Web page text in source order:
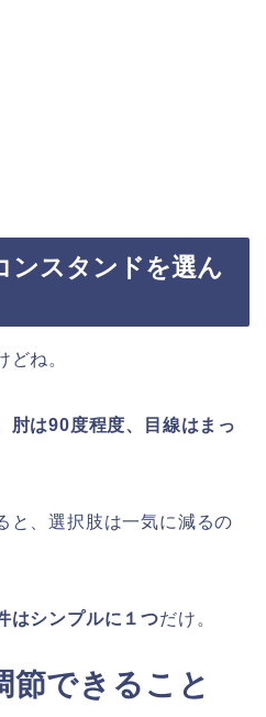
ンスタンドを選ん
どね。
肘は90度程度、目線はまっ
と、選択肢は一気に減るの
はシンプルに１つだけ。
節できること